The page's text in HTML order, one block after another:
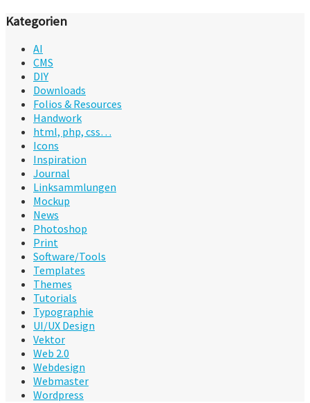
Kategorien
AI
CMS
DIY
Downloads
Folios & Resources
Handwork
html, php, css…
Icons
Inspiration
Journal
Linksammlungen
Mockup
News
Photoshop
Print
Software/Tools
Templates
Themes
Tutorials
Typographie
UI/UX Design
Vektor
Web 2.0
Webdesign
Webmaster
Wordpress